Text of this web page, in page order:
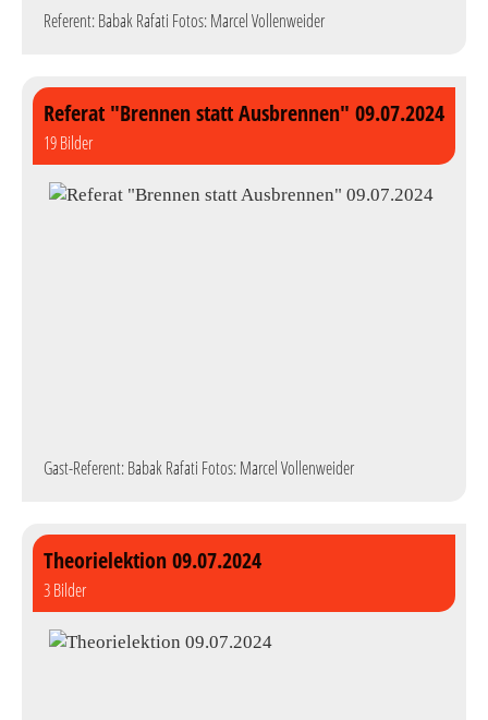
Referent: Babak Rafati Fotos: Marcel Vollenweider
Referat "Brennen statt Ausbrennen" 09.07.2024
19 Bilder
Gast-Referent: Babak Rafati Fotos: Marcel Vollenweider
Theorielektion 09.07.2024
3 Bilder